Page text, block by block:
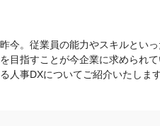
今。従業員の能力やスキルとい
目指すことが今企業に求められ
人事DXについてご紹介いたします